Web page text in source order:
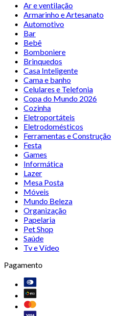
Ar e ventilação
Armarinho e Artesanato
Automotivo
Bar
Bebê
Bomboniere
Brinquedos
Casa Inteligente
Cama e banho
Celulares e Telefonia
Copa do Mundo 2026
Cozinha
Eletroportáteis
Eletrodomésticos
Ferramentas e Construção
Festa
Games
Informática
Lazer
Mesa Posta
Móveis
Mundo Beleza
Organização
Papelaria
Pet Shop
Saúde
Tv e Vídeo
Pagamento